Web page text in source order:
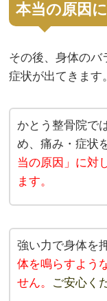
本当の原因
その後、身体のバ
症状が出てきます。
かとう整骨院で
め、痛み・症状
当の原因」に対
ます。
強い力で身体を
体を鳴らすよう
せん。 ご安心く